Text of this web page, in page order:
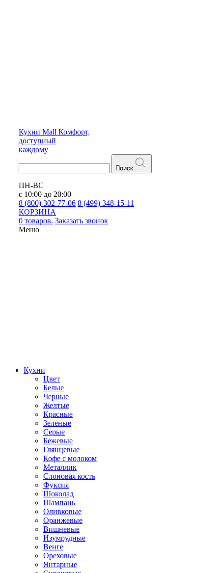
Кухни Mall Комфорт,
доступный
каждому
Поиск
ПН-ВС
с 10:00 до 20:00
8 (800) 302-77-06 8 (499) 348-15-11
КОРЗИНА
0 товаров. Заказать звонок
Меню
Кухни
Цвет
Белые
Черные
Желтые
Красные
Зеленые
Серые
Бежевые
Глянцевые
Кофе с молоком
Металлик
Слоновая кость
Фуксия
Шоколад
Шампань
Оливковые
Оранжевые
Вишневые
Изумрудные
Венге
Ореховые
Янтарные